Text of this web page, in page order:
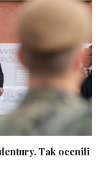
Tak ocenili